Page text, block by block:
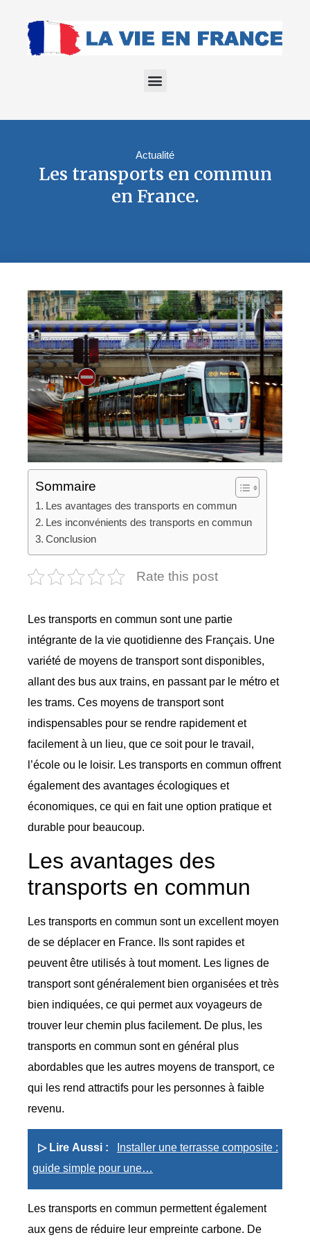
Actualité
Les transports en commun
en France.
Sommaire
Les avantages des transports en commun
Les inconvénients des transports en commun
Conclusion
Rate this post
Les transports en commun sont une partie
intégrante de la vie quotidienne des Français. Une
variété de moyens de transport sont disponibles,
allant des bus aux trains, en passant par le métro et
les trams. Ces moyens de transport sont
indispensables pour se rendre rapidement et
facilement à un lieu, que ce soit pour le travail,
l’école ou le loisir. Les transports en commun offrent
également des avantages écologiques et
économiques, ce qui en fait une option pratique et
durable pour beaucoup.
Les avantages des
transports en commun
Les transports en commun sont un excellent moyen
de se déplacer en France. Ils sont rapides et
peuvent être utilisés à tout moment. Les lignes de
transport sont généralement bien organisées et très
bien indiquées, ce qui permet aux voyageurs de
trouver leur chemin plus facilement. De plus, les
transports en commun sont en général plus
abordables que les autres moyens de transport, ce
qui les rend attractifs pour les personnes à faible
revenu.
▷ Lire Aussi :
Installer une terrasse composite :
guide simple pour une…
Les transports en commun permettent également
aux gens de réduire leur empreinte carbone. De